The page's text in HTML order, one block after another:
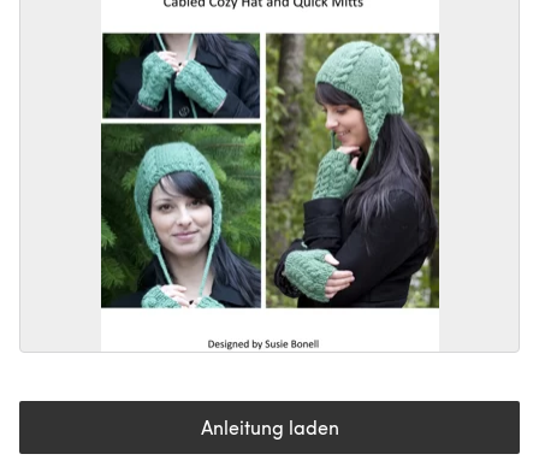
Anleitung laden(öffnet sich in einem neuen